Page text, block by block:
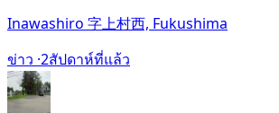
Inawashiro 字上村西, Fukushima
ข่าว ·2สัปดาห์ที่แล้ว